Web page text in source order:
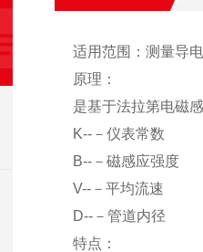
适用范围：测量导
原理：
是基于法拉第电磁
K--－仪表常数
B--－磁感应强度
V--－平均流速
D--－管道内径
特点：